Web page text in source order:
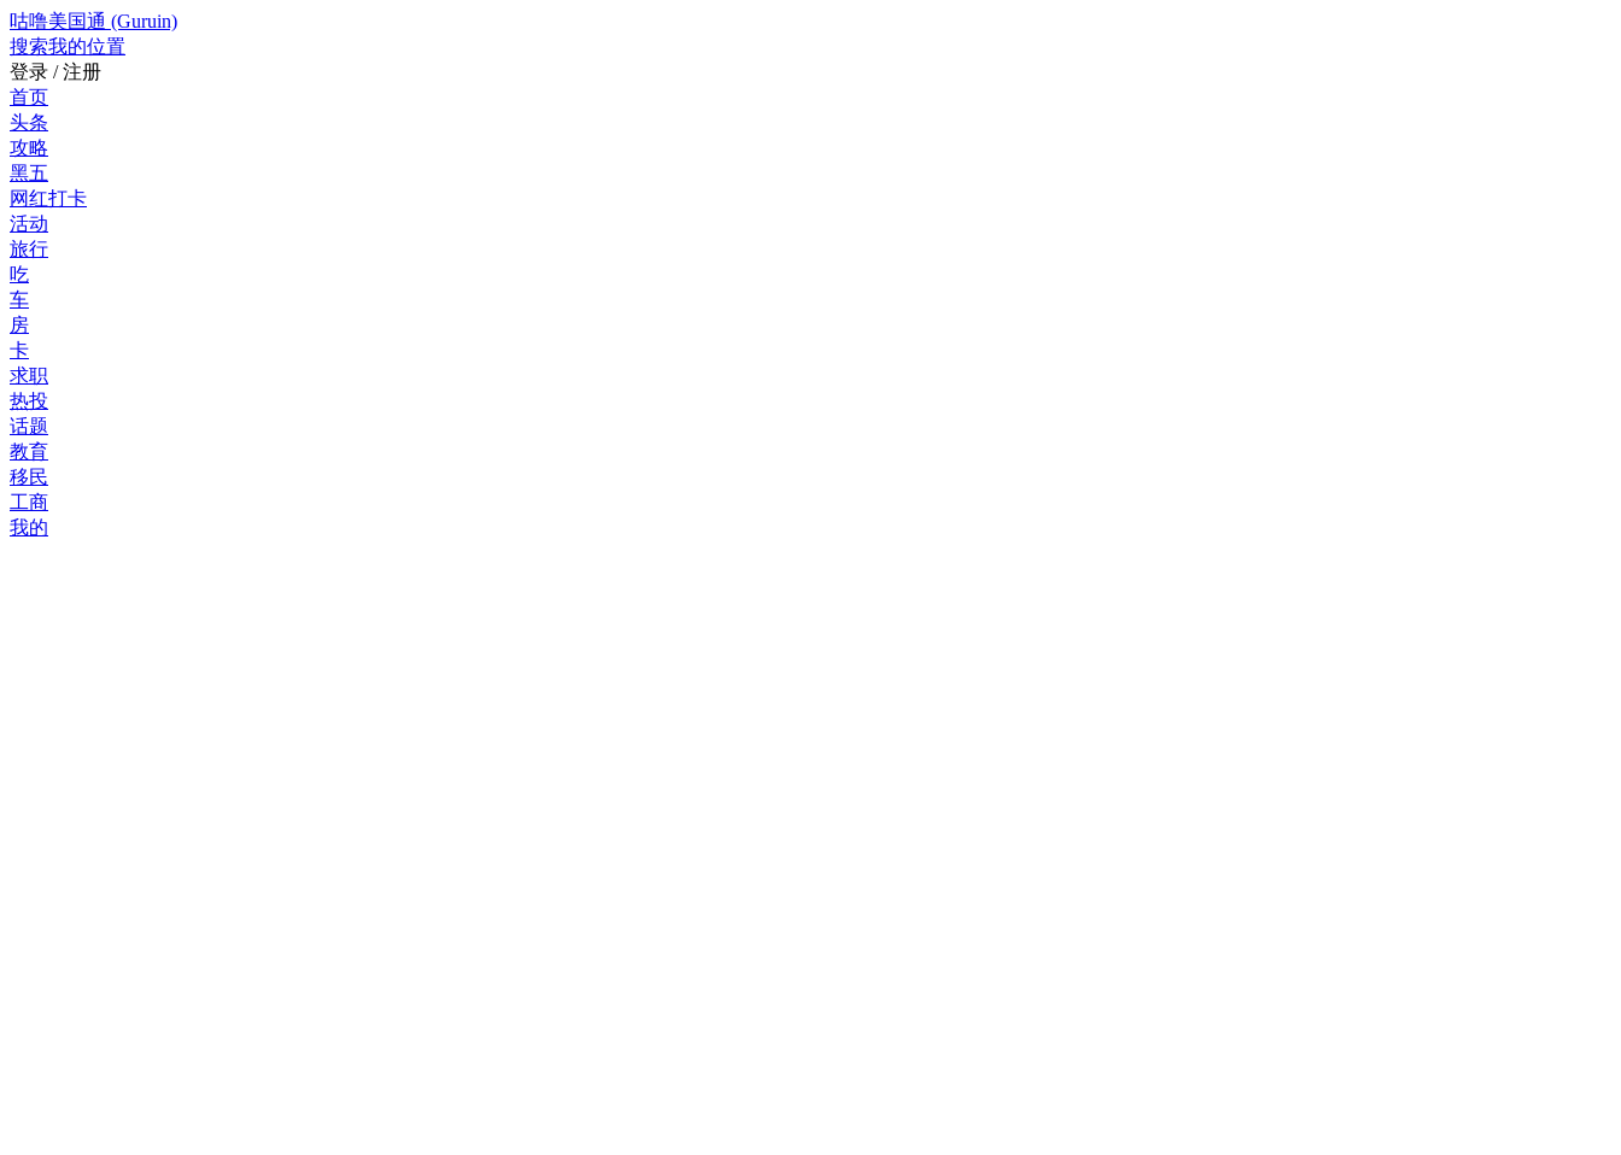
咕噜美国通 (Guruin)
搜索我的位置
登录 / 注册
首页
头条
攻略
黑五
网红打卡
活动
旅行
吃
车
房
卡
求职
热投
话题
教育
移民
工商
我的